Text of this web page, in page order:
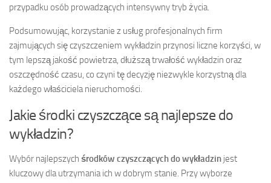
przypadku osób prowadzących intensywny tryb życia.
Podsumowując, korzystanie z usług profesjonalnych firm
zajmujących się czyszczeniem wykładzin przynosi liczne korzyści, w
tym lepszą jakość powietrza, dłuższą trwałość wykładzin oraz
oszczędność czasu, co czyni tę decyzję niezwykle korzystną dla
każdego właściciela nieruchomości.
Jakie środki czyszczące są najlepsze do
wykładzin?
Wybór najlepszych środków czyszczących do wykładzin jest
kluczowy dla utrzymania ich w dobrym stanie. Przy wyborze